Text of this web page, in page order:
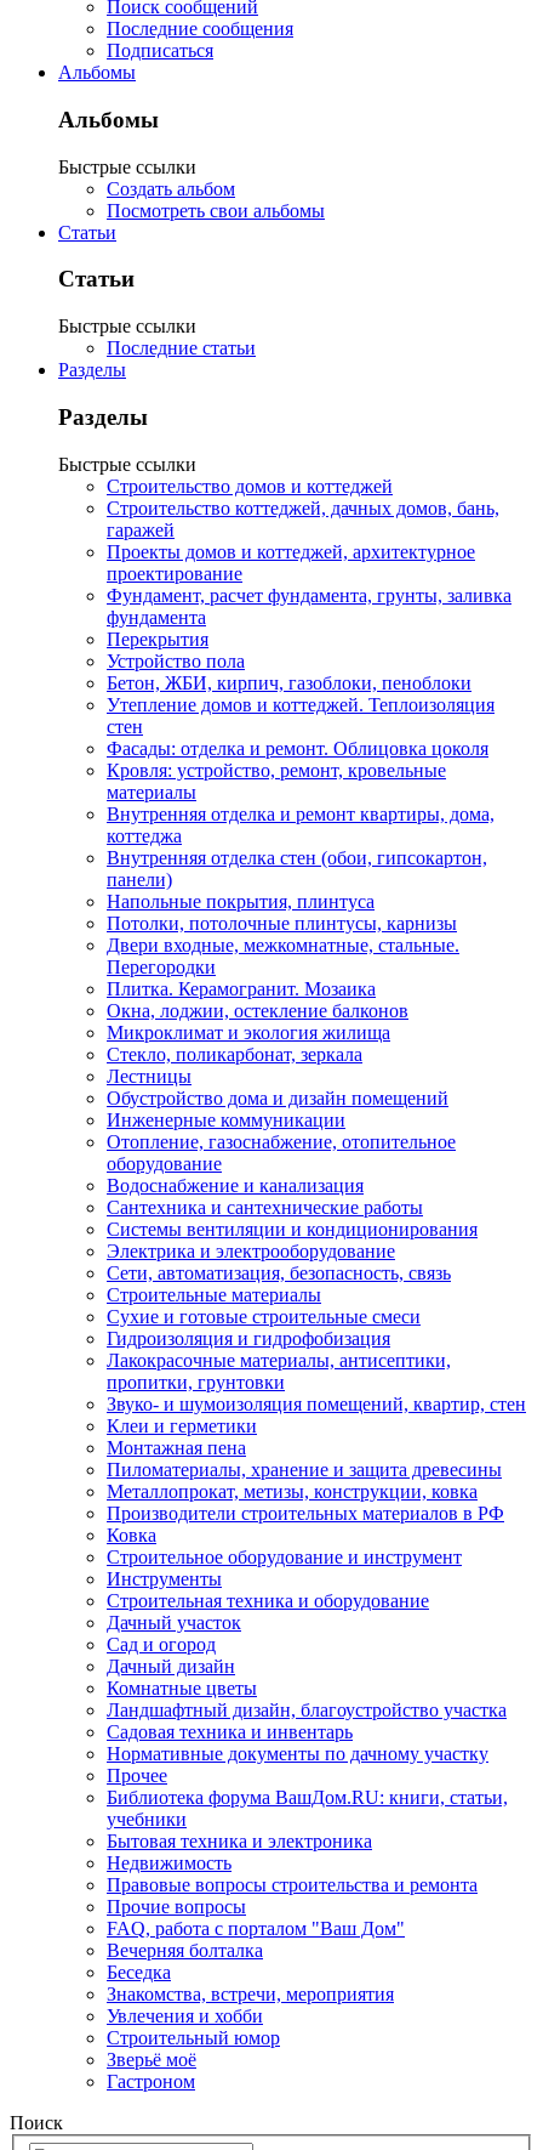
Поиск сообщений
Последние сообщения
Подписаться
Альбомы
Альбомы
Быстрые ссылки
Создать альбом
Посмотреть свои альбомы
Статьи
Статьи
Быстрые ссылки
Последние статьи
Разделы
Разделы
Быстрые ссылки
Строительство домов и коттеджей
Строительство коттеджей, дачных домов, бань,
гаражей
Проекты домов и коттеджей, архитектурное
проектирование
Фундамент, расчет фундамента, грунты, заливка
фундамента
Перекрытия
Устройство пола
Бетон, ЖБИ, кирпич, газоблоки, пеноблоки
Утепление домов и коттеджей. Теплоизоляция
стен
Фасады: отделка и ремонт. Облицовка цоколя
Кровля: устройство, ремонт, кровельные
материалы
Внутренняя отделка и ремонт квартиры, дома,
коттеджа
Внутренняя отделка стен (обои, гипсокартон,
панели)
Напольные покрытия, плинтуса
Потолки, потолочные плинтусы, карнизы
Двери входные, межкомнатные, стальные.
Перегородки
Плитка. Керамогранит. Мозаика
Окна, лоджии, остекление балконов
Микроклимат и экология жилища
Стекло, поликарбонат, зеркала
Лестницы
Обустройство дома и дизайн помещений
Инженерные коммуникации
Отопление, газоснабжение, отопительное
оборудование
Водоснабжение и канализация
Сантехника и сантехнические работы
Системы вентиляции и кондиционирования
Электрика и электрооборудование
Сети, автоматизация, безопасность, связь
Строительные материалы
Сухие и готовые строительные смеси
Гидроизоляция и гидрофобизация
Лакокрасочные материалы, антисептики,
пропитки, грунтовки
Звуко- и шумоизоляция помещений, квартир, стен
Клеи и герметики
Монтажная пена
Пиломатериалы, хранение и защита древесины
Металлопрокат, метизы, конструкции, ковка
Производители строительных материалов в РФ
Ковка
Строительное оборудование и инструмент
Инструменты
Строительная техника и оборудование
Дачный участок
Сад и огород
Дачный дизайн
Комнатные цветы
Ландшафтный дизайн, благоустройство участка
Садовая техника и инвентарь
Нормативные документы по дачному участку
Прочее
Библиотека форума ВашДом.RU: книги, статьи,
учебники
Бытовая техника и электроника
Недвижимость
Правовые вопросы строительства и ремонта
Прочие вопросы
FAQ, работа с порталом "Ваш Дом"
Вечерняя болталка
Беседка
Знакомства, встречи, мероприятия
Увлечения и хобби
Строительный юмор
Зверьё моё
Гастроном
Поиск